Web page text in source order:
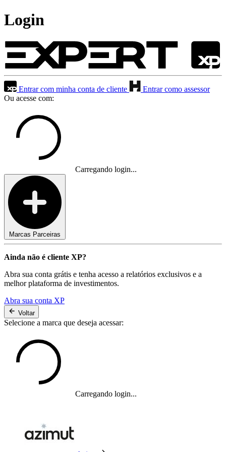
Login
Entrar com minha conta de cliente
Entrar como assessor
Ou acesse com:
Carregando login...
Marcas Parceiras
Ainda não é cliente XP?
Abra sua conta grátis e tenha acesso a relatórios exclusivos e a
melhor plataforma de investimentos.
Abra sua conta XP
Voltar
Selecione a marca que deseja acessar:
Carregando login...